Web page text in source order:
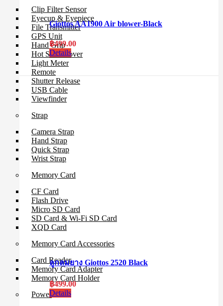
Clip Filter Sensor
Eyecup & Eyepiece
File Transmitter
GPS Unit
Hand Grip
Hot Shoe Cover
Light Meter
Remote
Shutter Release
USB Cable
Viewfinder
Strap
Camera Strap
Hand Strap
Quick Strap
Wrist Strap
Memory Card
CF Card
Flash Drive
Micro SD Card
SD Card & Wi-Fi SD Card
XQD Card
Memory Card Accessories
Card Reader
Memory Card Adapter
Memory Card Holder
Power
Giottos AA1900 Air blower-Black
฿499.00
Details
ลูกลมยาง Giottos 2520 Black
฿499.00
Details